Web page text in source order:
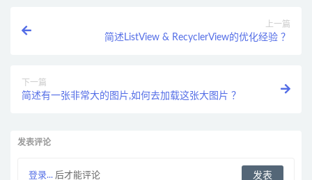
上一篇
简述ListView & RecyclerView的优化经验 ？
下一篇
简述有一张非常大的图片,如何去加载这张大图片 ？
发表评论
登录... 后才能评论